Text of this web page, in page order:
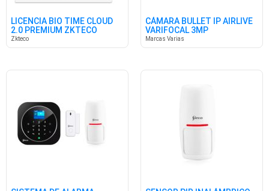
LICENCIA BIO TIME CLOUD
2.0 PREMIUM ZKTECO
Zkteco
CÁMARA BULLET IP AIRLIVE
VARIFOCAL 3MP
Marcas Varias